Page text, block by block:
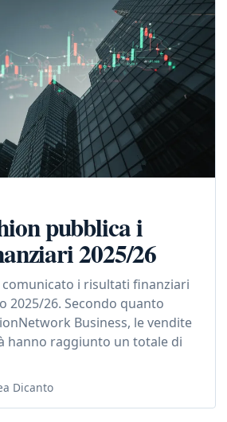
pubblica i
2025/26
comunicato i risultati finanziari
2025/26. Secondo quanto
Business, le vendite
hanno raggiunto un totale di
Dicanto